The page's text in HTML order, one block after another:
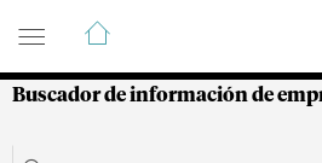
Guía de Empresas
Buscador de información de